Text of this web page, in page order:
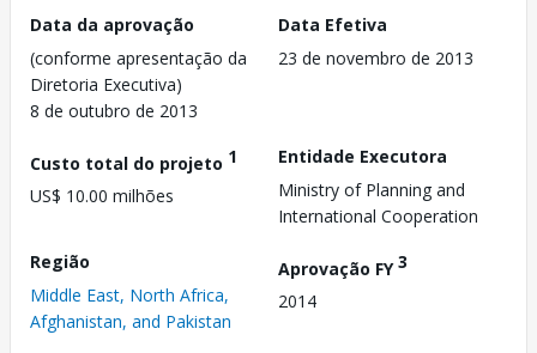
Data da aprovação
(conforme apresentação da
Diretoria Executiva)
8 de outubro de 2013
Data Efetiva
23 de novembro de 2013
Custo total do projeto 1
US$ 10.00 milhões
Entidade Executora
Ministry of Planning and
International Cooperation
Região
Middle East, North Africa,
Afghanistan, and Pakistan
Aprovação FY3
2014